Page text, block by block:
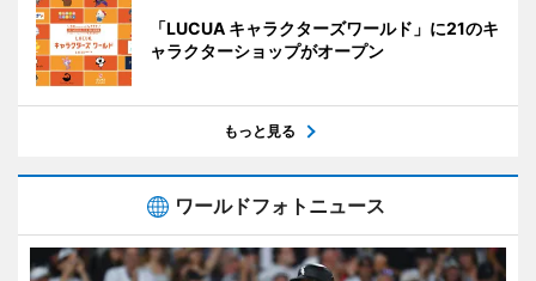
「LUCUA キャラクターズワールド」に21のキ
ャラクターショップがオープン
もっと見る
ワールドフォトニュース